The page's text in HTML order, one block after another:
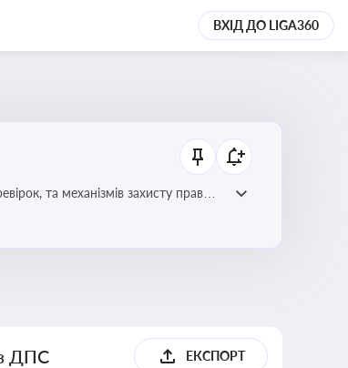
ВХІД ДО LIGA360
та механізмів захисту прав
з ДПС ЕКСПОРТ